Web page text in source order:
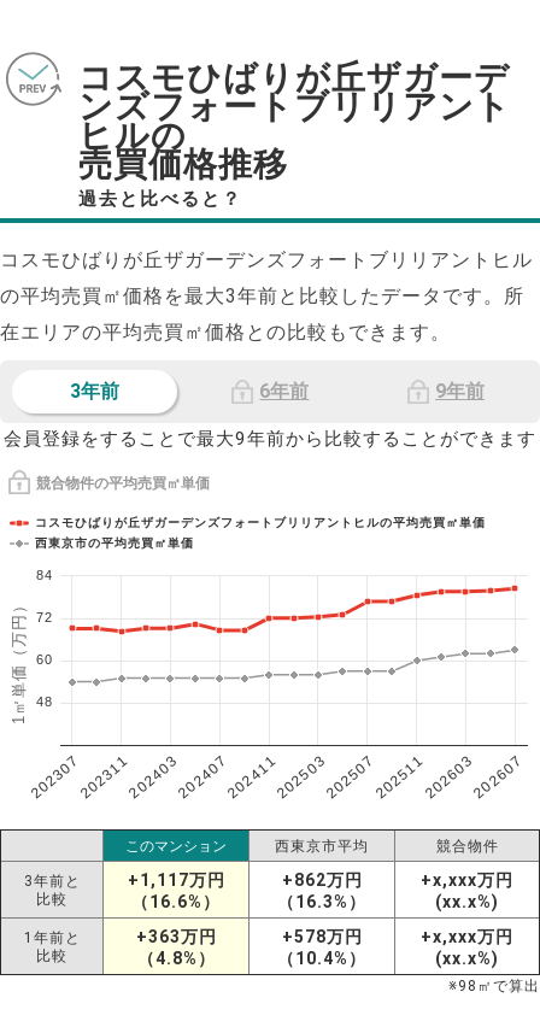
コスモひばりが丘ザガーデ
ンズフォートブリリアント
ヒルの
売買価格推移
過去と比べると？
コスモひばりが丘ザガーデンズフォートブリリアントヒル
の平均売買㎡価格を最大3年前と比較したデータです。所
在エリアの平均売買㎡価格との比較もできます。
3年前 6年前 9年前
会員登録をすることで最大9年前から比較することができます
競合物件の平均売買㎡単価
1㎡単価（万円）
コスモひばりが丘ザガーデンズフォートブリリアントヒルの平均売買㎡単価
西東京市の平均売買㎡単価
202307202311202403202407202411202503202507202511202603202607
48
60
72
84
このマンション 西東京市平均 競合物件
3年前と
比較
+1,117万円
（16.6%）
+862万円
（16.3%）
+x,xxx万円
(xx.x%)
1年前と
比較
+363万円
（4.8%）
+578万円
（10.4%）
+x,xxx万円
(xx.x%)
※98 ㎡で算出